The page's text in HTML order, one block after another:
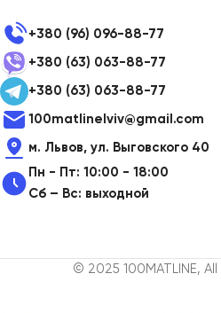
+380 (96) 096-88-77
+380 (63) 063-88-77
+380 (63) 063-88-77
100matlinelviv@gmail.com
м. Львов, ул. Выговского 40
Пн - Пт: 10:00 - 18:00
Сб – Вс: выходной
© 2025 100MATLINE,